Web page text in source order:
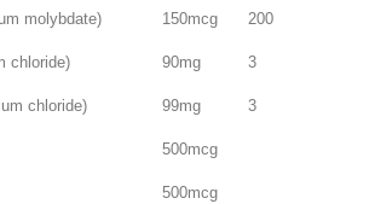
molybdate) 150mcg 200
chloride) 90mg 3
chloride) 99mg 3
500mcg
500mcg